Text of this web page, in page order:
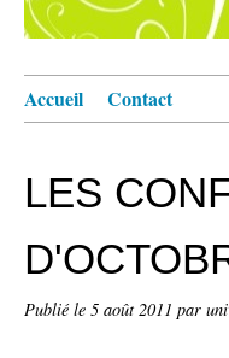
Accueil Contact
LES
Publié le 5 août 2011 par